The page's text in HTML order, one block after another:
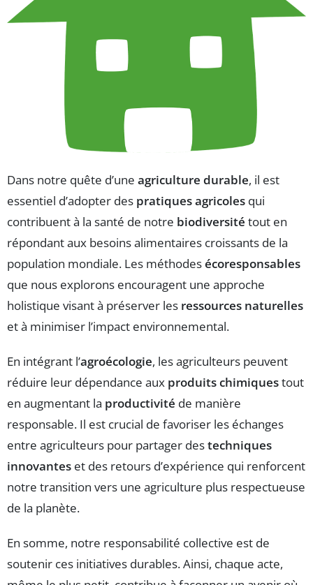
Dans notre quête d’une agriculture durable, il est
essentiel d’adopter des pratiques agricoles qui
contribuent à la santé de notre biodiversité tout en
répondant aux besoins alimentaires croissants de la
population mondiale. Les méthodesécoresponsables
que nous explorons encouragent une approche
holistique visant à préserver les ressources naturelles
et à minimiser l’impact environnemental.
En intégrant l’agroécologie, les agriculteurs peuvent
réduire leur dépendance aux produits chimiquestout
en augmentant la productivité de manière
responsable. Il est crucial de favoriser les échanges
entre agriculteurs pour partager destechniques
innovantes et des retours d’expérience qui renforcent
notre transition vers une agriculture plus respectueuse
de la planète.
En somme, notre responsabilité collective est de
soutenir ces initiatives durables. Ainsi, chaque acte,